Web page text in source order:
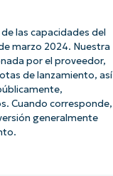
las capacidades del
marzo 2024. Nuestra
por el proveedor,
de lanzamiento, así
Cuando corresponde,
generalmente